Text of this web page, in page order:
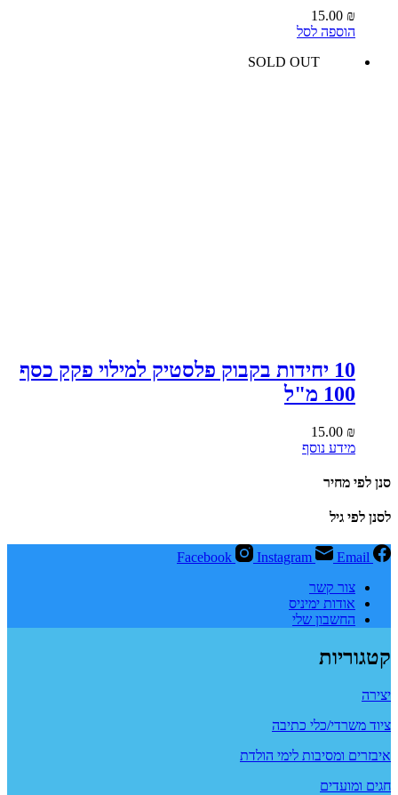
15.00 ₪
הוספה לסל
SOLD OUT
10 יחידות בקבוק פלסטיק למילוי פקק כסף
100 מ"ל
15.00 ₪
מידע נוסף
סנן לפי מחיר
לסנן לפי גיל
Facebook Instagram
Email
צור קשר
אודות ימיניס
החשבון שלי
קטגוריות
יצירה
ציוד משרדי/כלי כתיבה
איבזרים ומסיבות לימי הולדת
חגים ומועדים